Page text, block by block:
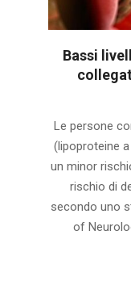
Bassi
04-
02
Le persone
(lipoproteine
un minor
rischio di
secondo uno
of